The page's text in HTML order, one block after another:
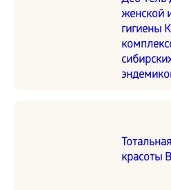
женской
гигиены
красоты